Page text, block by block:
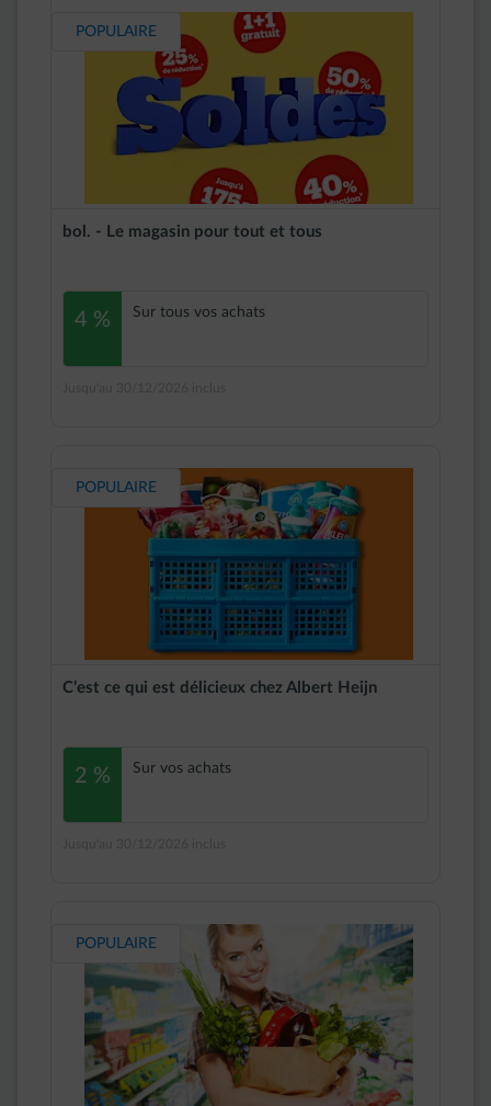
POPULAIRE
bol. - Le magasin pour tout et tous
4 % Sur tous vos achats
POPULAIRE
C’est ce qui est délicieux chez Albert Heijn
2 % Sur vos achats
POPULAIRE